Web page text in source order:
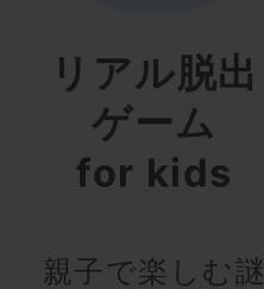
リアル脱出
ゲーム
for kids
親子で楽しむ謎